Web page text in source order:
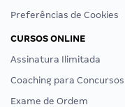
Preferências de Cookies
CURSOS ONLINE
Assinatura Ilimitada
Coaching para Concursos
Exame de Ordem